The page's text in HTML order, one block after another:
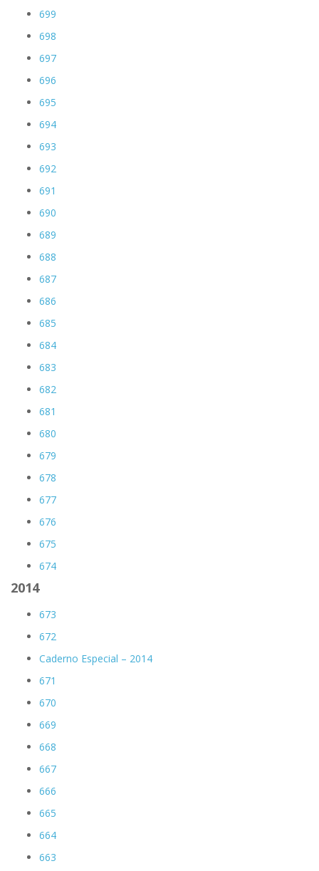
699
698
697
696
695
694
693
692
691
690
689
688
687
686
685
684
683
682
681
680
679
678
677
676
675
674
2014
673
672
Caderno Especial – 2014
671
670
669
668
667
666
665
664
663